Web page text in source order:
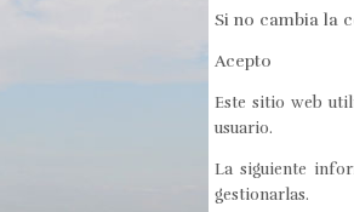
Si no cambia la
Acepto
Este sitio web
usuario.
La siguiente
gestionarlas.